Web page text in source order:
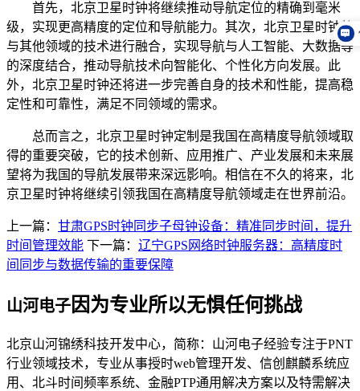
首先，北京卫星时钟将继续推动导航定位的精确到毫米
级，实现更高精度的定位和导航能力。其次，北京卫星时钟将
与其他领域的技术进行融合，实现导航与人工智能、大数据等
的深度结合，推动导航技术向智能化、个性化方向发展。此
外，北京卫星时钟还将进一步完善自身的技术和性能，提高稳
定性和可靠性，满足不同领域的需求。
总而言之，北京卫星时钟定制是我国在高精度导航领域取
得的重要突破，它的技术创新、应用推广、产业发展和未来展
望将为我国的导航发展带来深远影响。相信在不久的将来，北
京卫星时钟将继续引领我国在高精度导航领域走在世界前沿。
上一篇： 甘肃GPS时钟同步子母钟设备：精准同步时间，提升
时间管理效能 下一篇： 辽宁GPS网络时钟服务器：高精度时
间同步与数据传输的重要保障
山河电子因为专业所以无惧任何挑战
北京山河锦绣科技开发中心，简称：山河电子经验专注于PNT
行业领域技术，专业从事授时web管理开发、信创麒麟系统应
用、北斗时间频率系统、金融PTP通用解决方案以及特需解决